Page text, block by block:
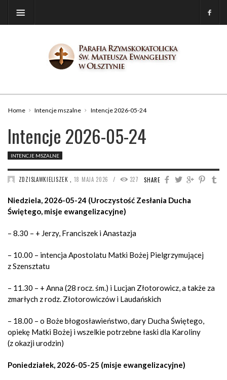
Home Intencje mszalne Intencje 2026-05-24
Intencje 2026-05-24
INTENCJE MSZALNE
SHARE
ZDZISLAWKIELISZEK 18 MAJA 2026 / 327
Niedziela, 2026-05-24 (Uroczystość Zesłania Ducha
Świętego, misje ewangelizacyjne)
– 8.30 – + Jerzy, Franciszek i Anastazja
– 10.00 – intencja Apostolatu Matki Bożej Pielgrzymującej
z Szensztatu
– 11.30 – + Anna (28 rocz. śm.) i Lucjan Złotorowicz, a także za
zmarłych z rodz. Złotorowiczów i Laudańskich
– 18.00 – o Boże błogosławieństwo, dary Ducha Świętego,
opiekę Matki Bożej i wszelkie potrzebne łaski dla Karoliny
(z okazji urodzin)
Poniedziałek, 2026-05-25 (misje ewangelizacyjne)